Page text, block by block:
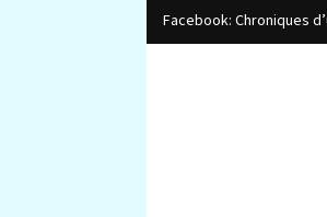
Facebook: Chroniques